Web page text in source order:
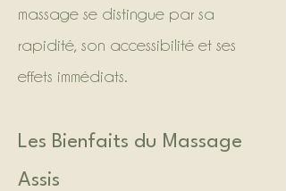
massage se distingue par sa
rapidité, son accessibilité et ses
effets immédiats.
Les Bienfaits du Massage
Assis